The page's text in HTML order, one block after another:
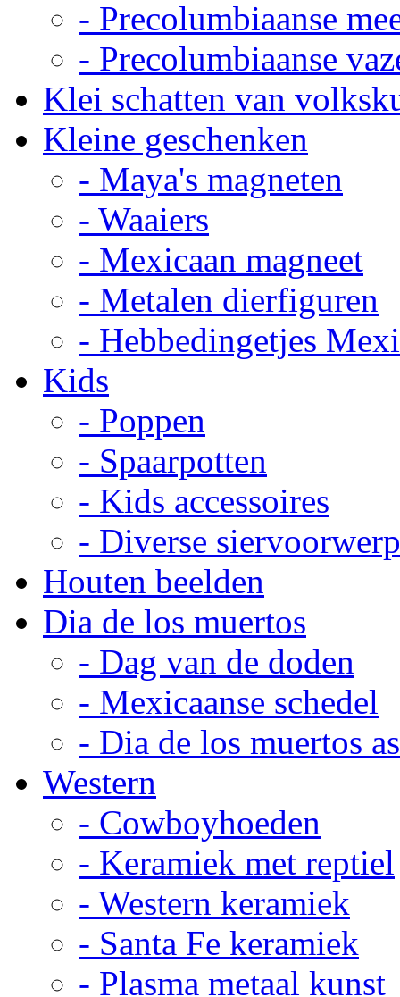
- Precolumbiaanse
- Precolumbiaanse
Klei schatten van
Kleine geschenken
- Maya's magneten
- Waaiers
- Mexicaan magneet
- Metalen dierfiguren
- Hebbedingetjes
Kids
- Poppen
- Spaarpotten
- Kids accessoires
- Diverse
Houten beelden
Dia de los muertos
- Dag van de doden
- Mexicaanse schedel
- Dia de los muertos
Western
- Cowboyhoeden
- Keramiek met reptiel
- Western keramiek
- Santa Fe keramiek
- Plasma metaal kunst